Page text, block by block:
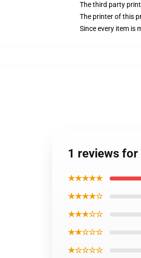
The third party
The printer of this
Since every item is
1 reviews for
★★★★★
★★★★☆
★★★☆☆
★★☆☆☆
★☆☆☆☆